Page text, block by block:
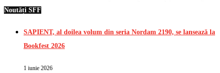
Noutăți SFF
SAPIENT, al doilea volum din seria Nordam 2190, se lansează la
Bookfest 2026
1 iunie 2026